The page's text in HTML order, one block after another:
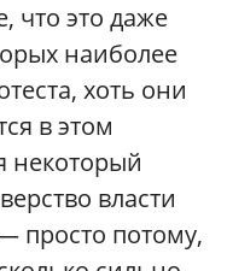
что это даже
наиболее
хоть они
в этом
некоторый
власти
просто потому,